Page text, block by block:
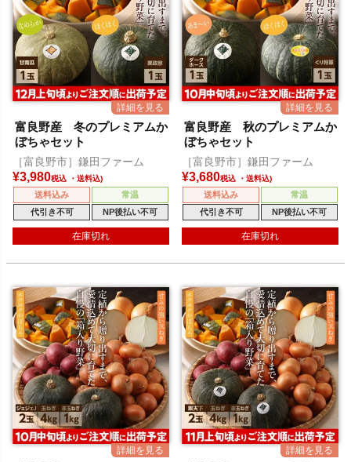
富良野産 冬のプレミアムか
ぼちゃセット
［富良野市］鎌田ファーム
¥3,980税込
送料込み
常温
代引き不可
NP後払い不可
在庫切れ
富良野産 秋のプレミアムか
ぼちゃセット
［富良野市］鎌田ファーム
¥3,680税込
送料込み
常温
代引き不可
NP後払い不可
在庫切れ